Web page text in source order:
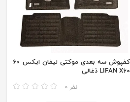
کفپوش سه بعدی موکتی لیفان ایکس 60
LIFAN X60 ذغالی
0 نفر